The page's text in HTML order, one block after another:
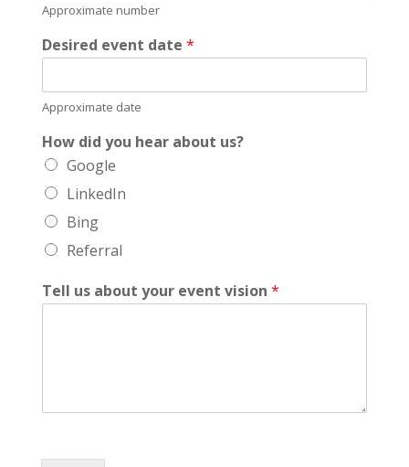
Approximate number
Desired event date *
Approximate date
How did you hear about us?
Google
LinkedIn
Bing
Referral
Tell us about your event vision *